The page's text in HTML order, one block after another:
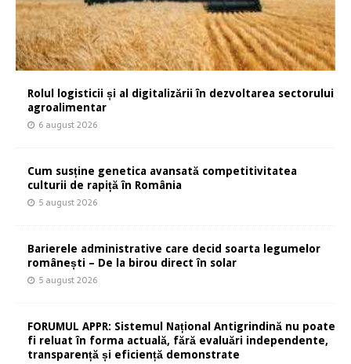
Rolul logisticii și al digitalizării în dezvoltarea sectorului
agroalimentar
6 august 2026
Cum susține genetica avansată competitivitatea
culturii de rapiță în România
5 august 2026
Barierele administrative care decid soarta legumelor
românești – De la birou direct în solar
5 august 2026
FORUMUL APPR: Sistemul Național Antigrindină nu poate
fi reluat în forma actuală, fără evaluări independente,
transparență și eficiență demonstrate